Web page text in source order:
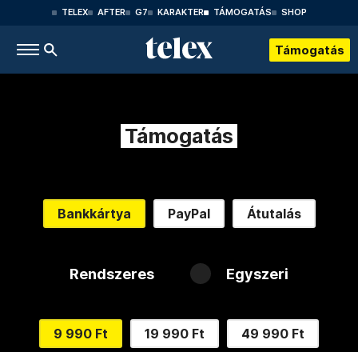
TELEX AFTER G7 KARAKTER TÁMOGATÁS SHOP
Támogatás
Támogatás
Bankkártya PayPal Átutalás
Rendszeres Egyszeri
9 990 Ft 19 990 Ft 49 990 Ft